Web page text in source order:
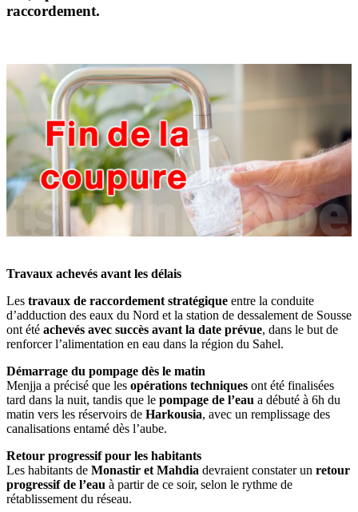
raccordement.
Travaux achevés avant les délais
Les travaux de raccordement stratégique entre la conduite
d’adduction des eaux du Nord et la station de dessalement de Sousse
ont été achevés avec succès avant la date prévue, dans le but de
renforcer l’alimentation en eau dans la région du Sahel.
Démarrage du pompage dès le matin
Menjja a précisé que les opérations techniques ont été finalisées
tard dans la nuit, tandis que le pompage de l’eau a débuté à 6h du
matin vers les réservoirs de Harkousia, avec un remplissage des
canalisations entamé dès l’aube.
Retour progressif pour les habitants
Les habitants de Monastir et Mahdia devraient constater un retour
progressif de l’eau à partir de ce soir, selon le rythme de
rétablissement du réseau.